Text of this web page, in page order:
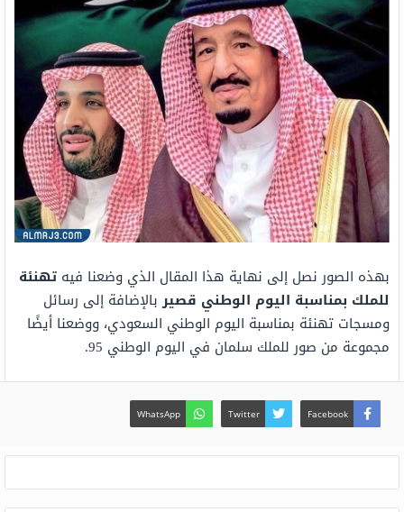
بهذه الصور نصل إلى نهاية هذا المقال الذي وضعنا فيه تهنئة
للملك بمناسبة اليوم الوطني قصيربالإضافة إلى رسائل
ومسجات تهنئة بمناسبة اليوم الوطني السعودي، ووضعنا أيضًا
مجموعة من صور للملك سلمان في اليوم الوطني 95.
Facebook
Twitter
WhatsApp